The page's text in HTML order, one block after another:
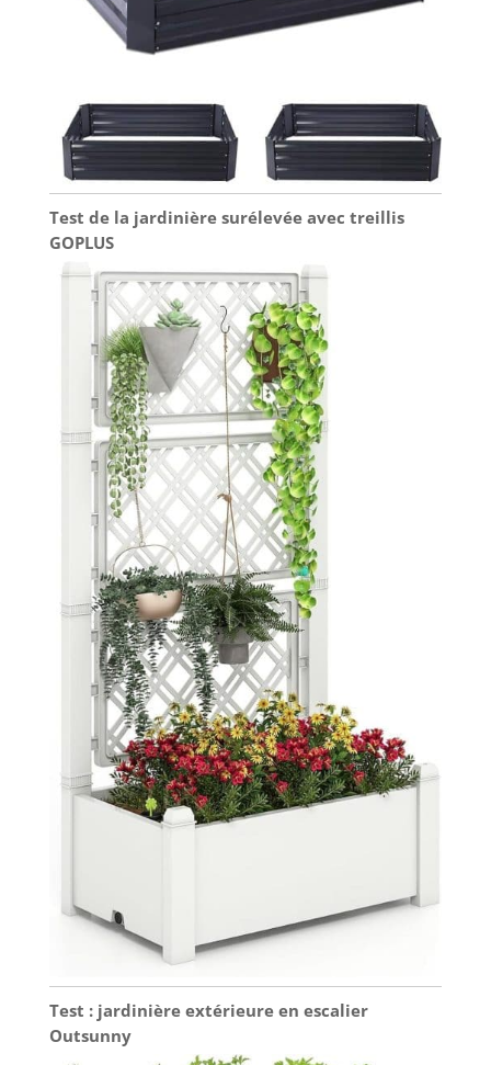
d'éclairage LED est
réglable jusqu'à
plantes à
différents stades
de croissance, et le
réservoir d'eau de
5,5 litres permet
jusqu'à 3 semaines
d'arrosage.
Test de la jardinière surélevée avec treillis
GOPLUS
Test : jardinière extérieure en escalier
Outsunny